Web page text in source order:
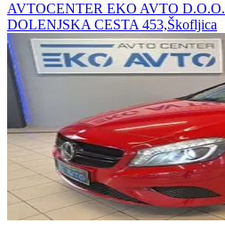
AVTOCENTER EKO AVTO D.O.O.
DOLENJSKA CESTA 453,Škofljica